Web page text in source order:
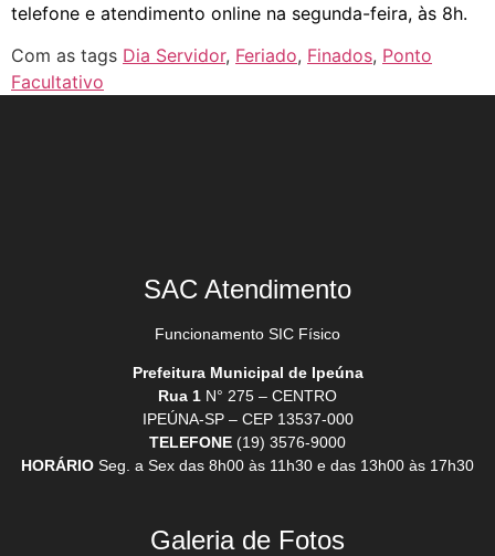
telefone e atendimento online na segunda-feira, às 8h.
Com as tags Dia Servidor, Feriado, Finados, Ponto
Facultativo
SAC Atendimento
Funcionamento SIC Físico
Prefeitura Municipal de Ipeúna
Rua 1 N° 275 – CENTRO
IPEÚNA-SP – CEP 13537-000
TELEFONE (19) 3576-9000
HORÁRIO Seg. a Sex das 8h00 às 11h30 e das 13h00 às 17h30
Galeria de Fotos